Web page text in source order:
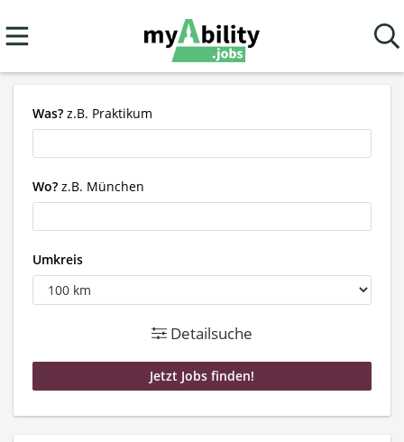
Was? z.B. Praktikum
Wo? z.B. München
Umkreis
Detailsuche